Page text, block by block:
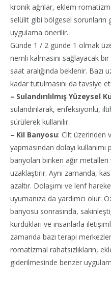
kronik ağrılar, eklem
selülit gibi bölgesel sorunların
uygulama önerilir.
Günde 1 / 2 günde 1 olmak
nemli kalmasını sağlayacak
saat aralığında beklenir. Bazı
kadar tutulmasını da tavsiye
– Sulandırılılmış Yüzeysel
sulandırılarak, enfeksiyonlu,
sürülerek kullanılır.
– Kil Banyosu: Cilt üzerinden
yapmasından dolayı
banyoları biriken ağır
uzaklaştırır. Aynı zamanda, kas
azaltır. Dolaşımı ve lenf
uyumanıza da yardımcı olur.
banyosu sonrasında,
kurdukları ve insanlarla
zamanda bazı terapi
romatizmal rahatsızlıkların,
giderilmesinde benzer